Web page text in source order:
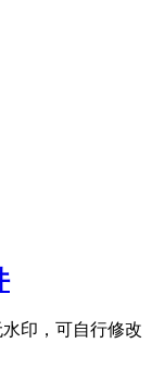
印，可自行修改